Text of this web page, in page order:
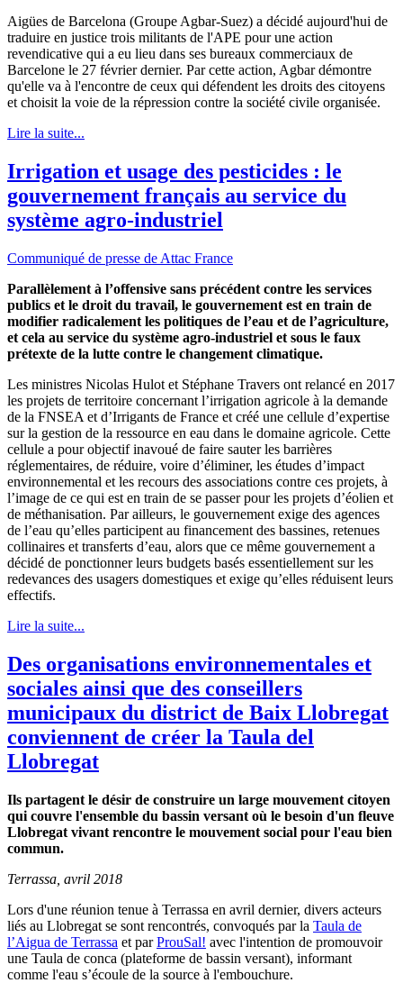
Aigües de Barcelona (Groupe Agbar-Suez) a décidé aujourd'hui de
traduire en justice trois militants de l'APE pour une action
revendicative qui a eu lieu dans ses bureaux commerciaux de
Barcelone le 27 février dernier. Par cette action, Agbar démontre
qu'elle va à l'encontre de ceux qui défendent les droits des citoyens
et choisit la voie de la répression contre la société civile organisée.
Lire la suite...
Irrigation et usage des pesticides : le
gouvernement français au service du
système agro-industriel
Communiqué de presse de Attac France
Parallèlement à l’offensive sans précédent contre les services
publics et le droit du travail, le gouvernement est en train de
modifier radicalement les politiques de l’eau et de l’agriculture,
et cela au service du système agro-industriel et sous le faux
prétexte de la lutte contre le changement climatique.
Les ministres Nicolas Hulot et Stéphane Travers ont relancé en 2017
les projets de territoire concernant l’irrigation agricole à la demande
de la FNSEA et d’Irrigants de France et créé une cellule d’expertise
sur la gestion de la ressource en eau dans le domaine agricole. Cette
cellule a pour objectif inavoué de faire sauter les barrières
réglementaires, de réduire, voire d’éliminer, les études d’impact
environnemental et les recours des associations contre ces projets, à
l’image de ce qui est en train de se passer pour les projets d’éolien et
de méthanisation. Par ailleurs, le gouvernement exige des agences
de l’eau qu’elles participent au financement des bassines, retenues
collinaires et transferts d’eau, alors que ce même gouvernement a
décidé de ponctionner leurs budgets basés essentiellement sur les
redevances des usagers domestiques et exige qu’elles réduisent leurs
effectifs.
Lire la suite...
Des organisations environnementales et
sociales ainsi que des conseillers
municipaux du district de Baix Llobregat
conviennent de créer la Taula del
Llobregat
Ils partagent le désir de construire un large mouvement citoyen
qui couvre l'ensemble du bassin versant où le besoin d'un fleuve
Llobregat vivant rencontre le mouvement social pour l'eau bien
commun.
Terrassa, avril 2018
Lors d'une réunion tenue à Terrassa en avril dernier, divers acteurs
liés au Llobregat se sont rencontrés, convoqués par la Taula de
l’Aigua de Terrassa et parProuSal! avec l'intention de promouvoir
une Taula de conca (plateforme de bassin versant), informant
comme l'eau s’écoule de la source à l'embouchure.